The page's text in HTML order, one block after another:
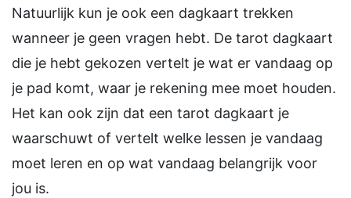
Natuurlijk kun je ook een dagkaart trekken
wanneer je geen vragen hebt. De tarot dagkaart
die je hebt gekozen vertelt je wat er vandaag op
je pad komt, waar je rekening mee moet houden.
Het kan ook zijn dat een tarot dagkaart je
waarschuwt of vertelt welke lessen je vandaag
moet leren en op wat vandaag belangrijk voor
jou is.